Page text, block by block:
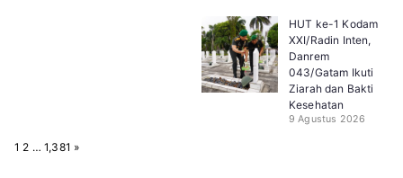
HUT ke-1 Kodam
XXI/Radin Inten,
Danrem
043/Gatam Ikuti
Ziarah dan Bakti
Kesehatan
9 Agustus 2026
P1 2 … 1,381 N
»